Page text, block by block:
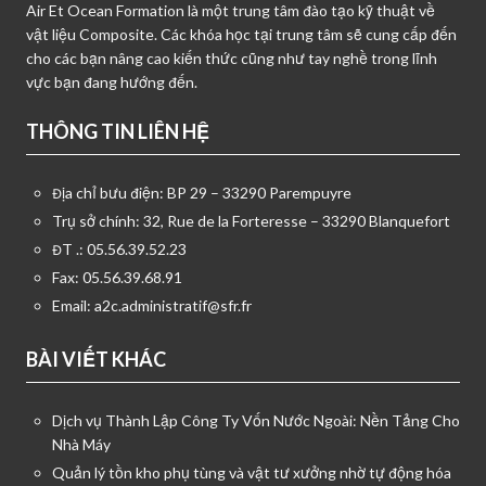
Air Et Ocean Formation là một trung tâm đào tạo kỹ thuật về
vật liệu Composite. Các khóa học tại trung tâm sẽ cung cấp đến
cho các bạn nâng cao kiến thức cũng như tay nghề trong lĩnh
vực bạn đang hướng đến.
THÔNG TIN LIÊN HỆ
Địa chỉ bưu điện: BP 29 – 33290 Parempuyre
Trụ sở chính: 32, Rue de la Forteresse – 33290 Blanquefort
ĐT .: 05.56.39.52.23
Fax: 05.56.39.68.91
Email: a2c.administratif@sfr.fr
BÀI VIẾT KHÁC
Dịch vụ Thành Lập Công Ty Vốn Nước Ngoài: Nền Tảng Cho
Nhà Máy
Quản lý tồn kho phụ tùng và vật tư xưởng nhờ tự động hóa